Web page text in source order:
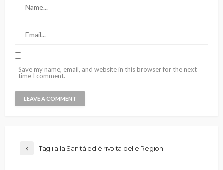
Save my name, email, and website in this browser for the next
time I comment.
Tagli alla Sanità ed è rivolta delle Regioni